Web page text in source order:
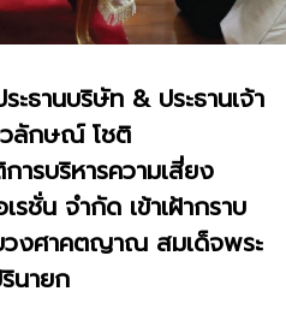
ธานบริษัท & ประธานเจ้า
วลักษณ์ โชติ
ารบริหารความเสี่ยง
ชั่น จำกัด เข้าเฝ้ากราบ
วงศาคตญาณ สมเด็จพระ
นายก